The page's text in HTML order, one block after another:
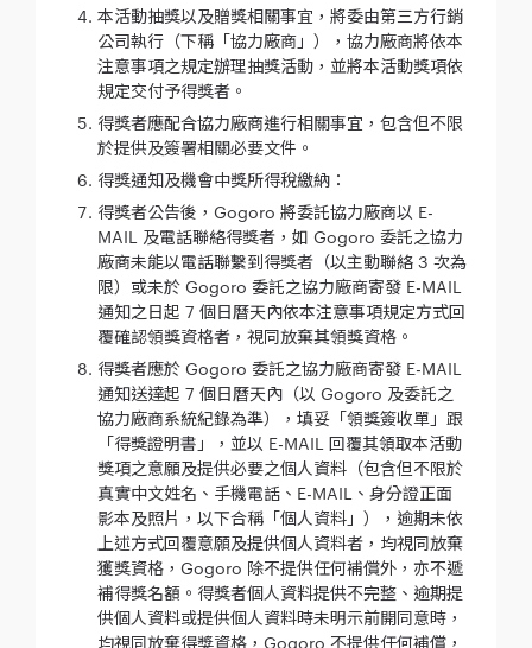
本活動抽獎以及贈獎相關事宜，將委由第三方行銷
公司執行（下稱「協力廠商」），協力廠商將依本
注意事項之規定辦理抽獎活動，並將本活動獎項依
規定交付予得獎者。
得獎者應配合協力廠商進行相關事宜，包含但不限
於提供及簽署相關必要文件。
得獎通知及機會中獎所得稅繳納：
得獎者公告後，Gogoro 將委託協力廠商以 E-
MAIL 及電話聯絡得獎者，如 Gogoro 委託之協力
廠商未能以電話聯繫到得獎者（以主動聯絡 3 次為
限）或未於 Gogoro 委託之協力廠商寄發 E-MAIL
通知之日起 7 個日曆天內依本注意事項規定方式回
覆確認領獎資格者，視同放棄其領獎資格。
得獎者應於 Gogoro 委託之協力廠商寄發 E-MAIL
通知送達起 7 個日曆天內（以 Gogoro 及委託之
協力廠商系統紀錄為準），填妥「領獎簽收單」跟
「得獎證明書」，並以 E-MAIL 回覆其領取本活動
獎項之意願及提供必要之個人資料（包含但不限於
真實中文姓名、手機電話、E-MAIL、身分證正面
影本及照片，以下合稱「個人資料」），逾期未依
上述方式回覆意願及提供個人資料者，均視同放棄
獲獎資格，Gogoro 除不提供任何補償外，亦不遞
補得獎名額。得獎者個人資料提供不完整、逾期提
供個人資料或提供個人資料時未明示前開同意時，
均視同放棄得獎資格，Gogoro 不提供任何補償，